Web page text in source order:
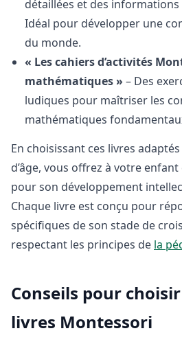
détaillées et des
Idéal pour développer une
du monde.
« Les cahiers d’activités
mathématiques » – Des
ludiques pour maîtriser les
mathématiques
En choisissant ces livres
d’âge, vous offrez à votre
pour son développement
Chaque livre est conçu pour
spécifiques de son stade de
respectant les principes de la
Conseils pour
livres Montessori